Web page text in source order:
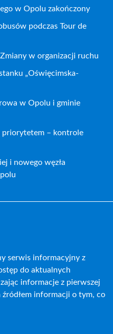
w Opolu zakończony
podczas Tour de
w organizacji ruchu
„Oświęcimska-
w Opolu i gminie
priorytetem – kontrole
i nowego węzła
serwis informacyjny z
do aktualnych
informacje z pierwszej
informacji o tym, co